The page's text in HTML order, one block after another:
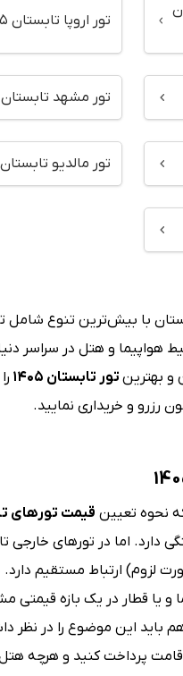
تور اروپا تابستان ۱۴۰۵
تور مشهد تابستان ۱۴۰۵
تور مالدیو تابستان ۱۴۰۵
با بیش‌ترین تنوع
هواپیما و هتل در
بهترین تور تابستان ۱۴۰۵
رزرو و خریداری نمایید.
نحوه تعیین قیمت تورهای
لزوم) ارتباط مستقیم
و یا قطار در یک بازه
باید این موضوع را در نظر
پرداخت کنید و هرچه